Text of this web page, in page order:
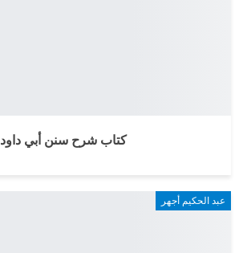
كتاب شرح سنن أبي داود
عبد الحكيم أجهر